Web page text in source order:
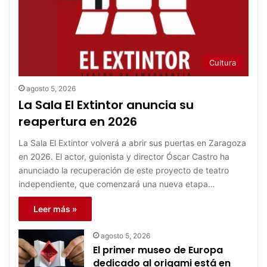
Cultura
agosto 5, 2026
La Sala El Extintor anuncia su
reapertura en 2026
La Sala El Extintor volverá a abrir sus puertas en Zaragoza
en 2026. El actor, guionista y director Óscar Castro ha
anunciado la recuperación de este proyecto de teatro
independiente, que comenzará una nueva etapa…
Leer más »
agosto 5, 2026
El primer museo de Europa
dedicado al origami está en